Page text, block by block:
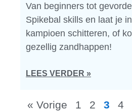
Van beginners tot
Spikebal skills en laat je
kampioen schitteren, of
gezellig zandhappen!
LEES VERDER »
« Vorige 1 2 3 4